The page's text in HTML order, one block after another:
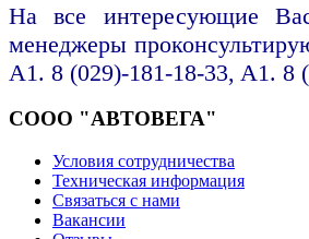
На все интересующие
менеджеры
A1. 8 (029)-181-18-33, A1. 8
СООО "АВТОВЕГА"
Условия сотрудничества
Техническая информация
Связаться с нами
Вакансии